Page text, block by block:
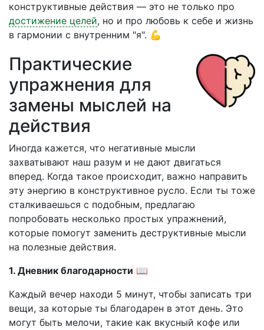
конструктивные действия — это не только про
достижение целей, но и про любовь к себе и жизнь
в гармонии с внутренним "я". 💪
Практические
упражнения для
замены мыслей на
действия
Иногда кажется, что негативные мысли
захватывают наш разум и не дают двигаться
вперед. Когда такое происходит, важно направить
эту энергию в конструктивное русло. Если ты тоже
сталкиваешься с подобным, предлагаю
попробовать несколько простых упражнений,
которые помогут заменить деструктивные мысли
на полезные действия.
1. Дневник благодарности 📖
Каждый вечер находи 5 минут, чтобы записать три
вещи, за которые ты благодарен в этот день. Это
могут быть мелочи, такие как вкусный кофе или